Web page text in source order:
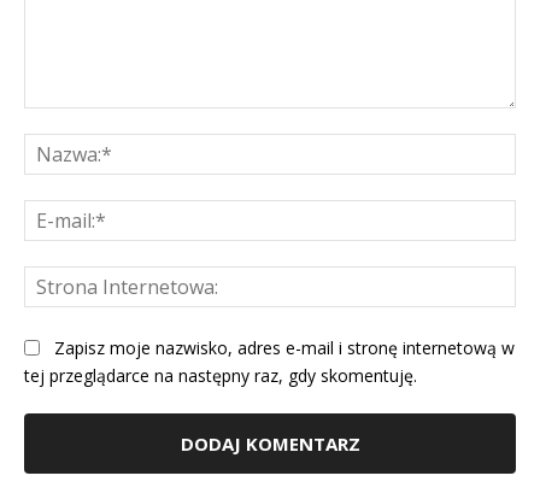
Zapisz moje nazwisko, adres e-mail i stronę internetową w
tej przeglądarce na następny raz, gdy skomentuję.